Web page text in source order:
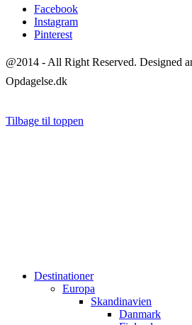
Facebook
Instagram
Pinterest
@2014 - All Right Reserved. Designed
Opdagelse.dk
Tilbage til toppen
Destinationer
Europa
Skandinavien
Danmark